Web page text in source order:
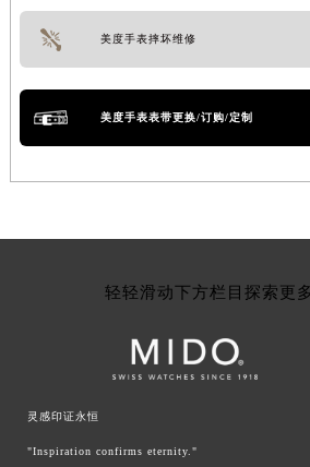
美度手表摔坏维修
美度手表表带更换/订购/定制
轻轻滑动下方栏目探索更
灵感印证永恒
"Inspiration confirms eternity."